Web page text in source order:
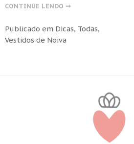
CONTINUE LENDO ➞
Publicado em Dicas, Todas,
Vestidos de Noiva